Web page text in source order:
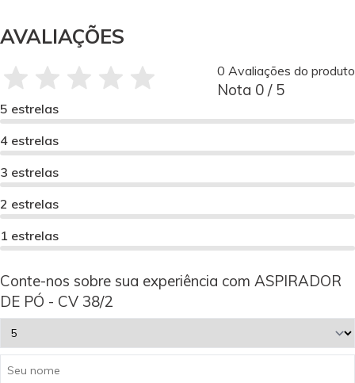
AVALIAÇÕES
0 Avaliações do produto
Nota 0 / 5
5 estrelas
4 estrelas
3 estrelas
2 estrelas
1 estrelas
Conte-nos sobre sua experiência com ASPIRADOR
DE PÓ - CV 38/2